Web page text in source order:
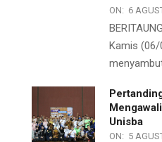
ON: 6
Kamis (06/
Unisba
ON: 5